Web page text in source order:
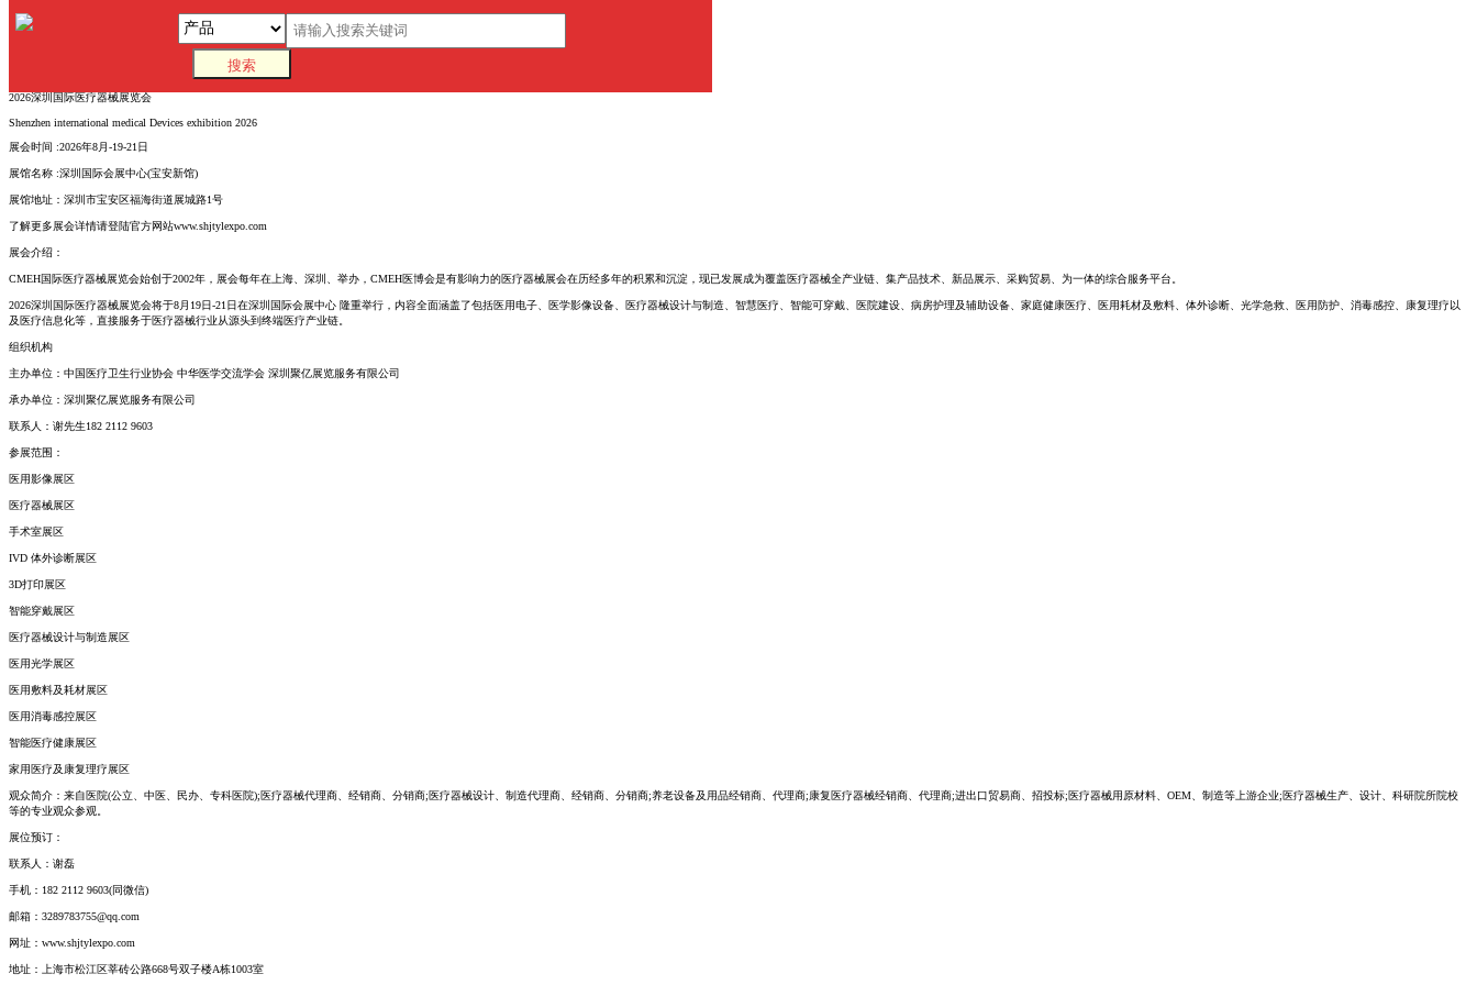
2026深圳国际医疗器械展览会
2026深圳国际医疗器械展览会
Shenzhen international medical Devices exhibition 2026
展会时间 :2026年8月-19-21日
展馆名称 :深圳国际会展中心(宝安新馆)
展馆地址：深圳市宝安区福海街道展城路1号
了解更多展会详情请登陆官方网站www.shjtylexpo.com
展会介绍：
CMEH国际医疗器械展览会始创于2002年，展会每年在上海、深圳、举办，CMEH医博会是有影响力的医疗器械展会在历经多年的积累和沉淀，现已发展成为覆盖医疗器械全产业链、集产品技术、新品展示、采购贸易、为一体的综合服务平台。
2026深圳国际医疗器械展览会将于8月19日-21日在深圳国际会展中心 隆重举行，内容全面涵盖了包括医用电子、医学影像设备、医疗器械设计与制造、智慧医疗、智能可穿戴、医院建设、病房护理及辅助设备、家庭健康医疗、医用耗材及敷料、体外诊断、光学急救、医用防护、消毒感控、康复理疗以
及医疗信息化等，直接服务于医疗器械行业从源头到终端医疗产业链。
组织机构
主办单位：中国医疗卫生行业协会 中华医学交流学会 深圳聚亿展览服务有限公司
承办单位：深圳聚亿展览服务有限公司
联系人：谢先生182 2112 9603
参展范围：
医用影像展区
医疗器械展区
手术室展区
IVD 体外诊断展区
3D打印展区
智能穿戴展区
医疗器械设计与制造展区
医用光学展区
医用敷料及耗材展区
医用消毒感控展区
智能医疗健康展区
家用医疗及康复理疗展区
观众简介：来自医院(公立、中医、民办、专科医院);医疗器械代理商、经销商、分销商;医疗器械设计、制造代理商、经销商、分销商;养老设备及用品经销商、代理商;康复医疗器械经销商、代理商;进出口贸易商、招投标;医疗器械用原材料、OEM、制造等上游企业;医疗器械生产、设计、科研院所院校
等的专业观众参观。
展位预订：
联系人：谢磊
手机：182 2112 9603(同微信)
邮箱：3289783755@qq.com
网址：www.shjtylexpo.com
地址：上海市松江区莘砖公路668号双子楼A栋1003室